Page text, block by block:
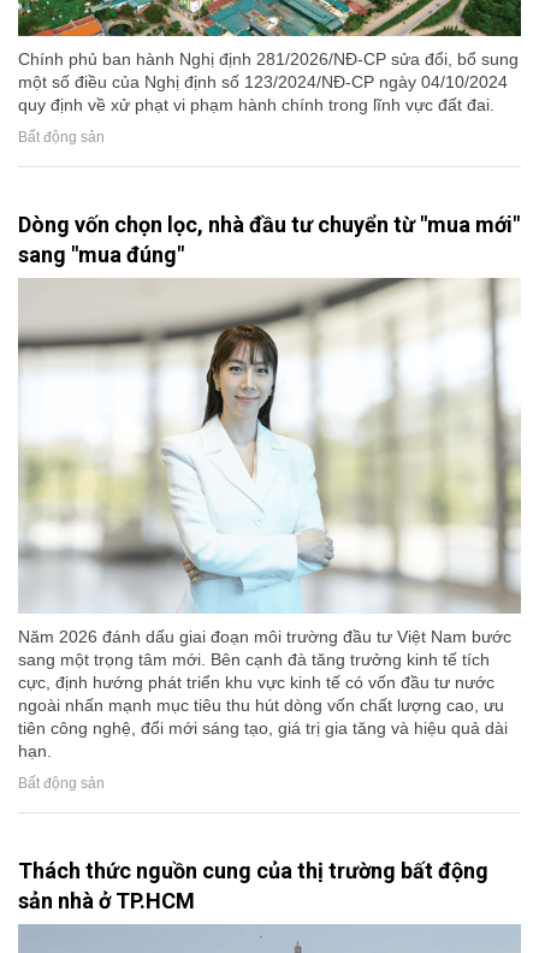
Chính phủ ban hành Nghị định 281/2026/NĐ-CP sửa đổi, bổ sung
một số điều của Nghị định số 123/2024/NĐ-CP ngày 04/10/2024
quy định về xử phạt vi phạm hành chính trong lĩnh vực đất đai.
Bất động sản
Dòng vốn chọn lọc, nhà đầu tư chuyển từ "mua mới"
sang "mua đúng"
Năm 2026 đánh dấu giai đoạn môi trường đầu tư Việt Nam bước
sang một trọng tâm mới. Bên cạnh đà tăng trưởng kinh tế tích
cực, định hướng phát triển khu vực kinh tế có vốn đầu tư nước
ngoài nhấn mạnh mục tiêu thu hút dòng vốn chất lượng cao, ưu
tiên công nghệ, đổi mới sáng tạo, giá trị gia tăng và hiệu quả dài
hạn.
Bất động sản
Thách thức nguồn cung của thị trường bất động
sản nhà ở TP.HCM